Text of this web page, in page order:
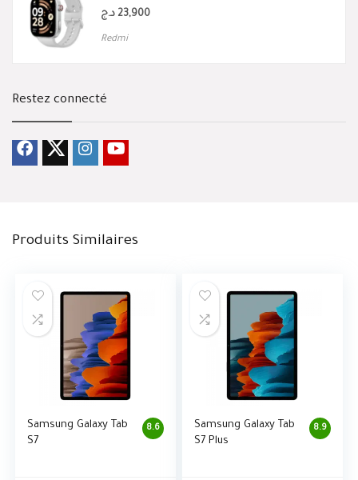
23,900 د.ج
Redmi
Restez connecté
Produits Similaires
8.6
Samsung Galaxy Tab
S7
8.9
Samsung Galaxy Tab
S7 Plus